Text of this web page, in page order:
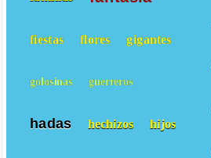
fiestas flores gigantes
golosinas guerreros
hadas hechizos hijos